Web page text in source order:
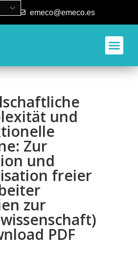
80 emeco@emeco.es
und
Zur
und
freier
zur
PDF